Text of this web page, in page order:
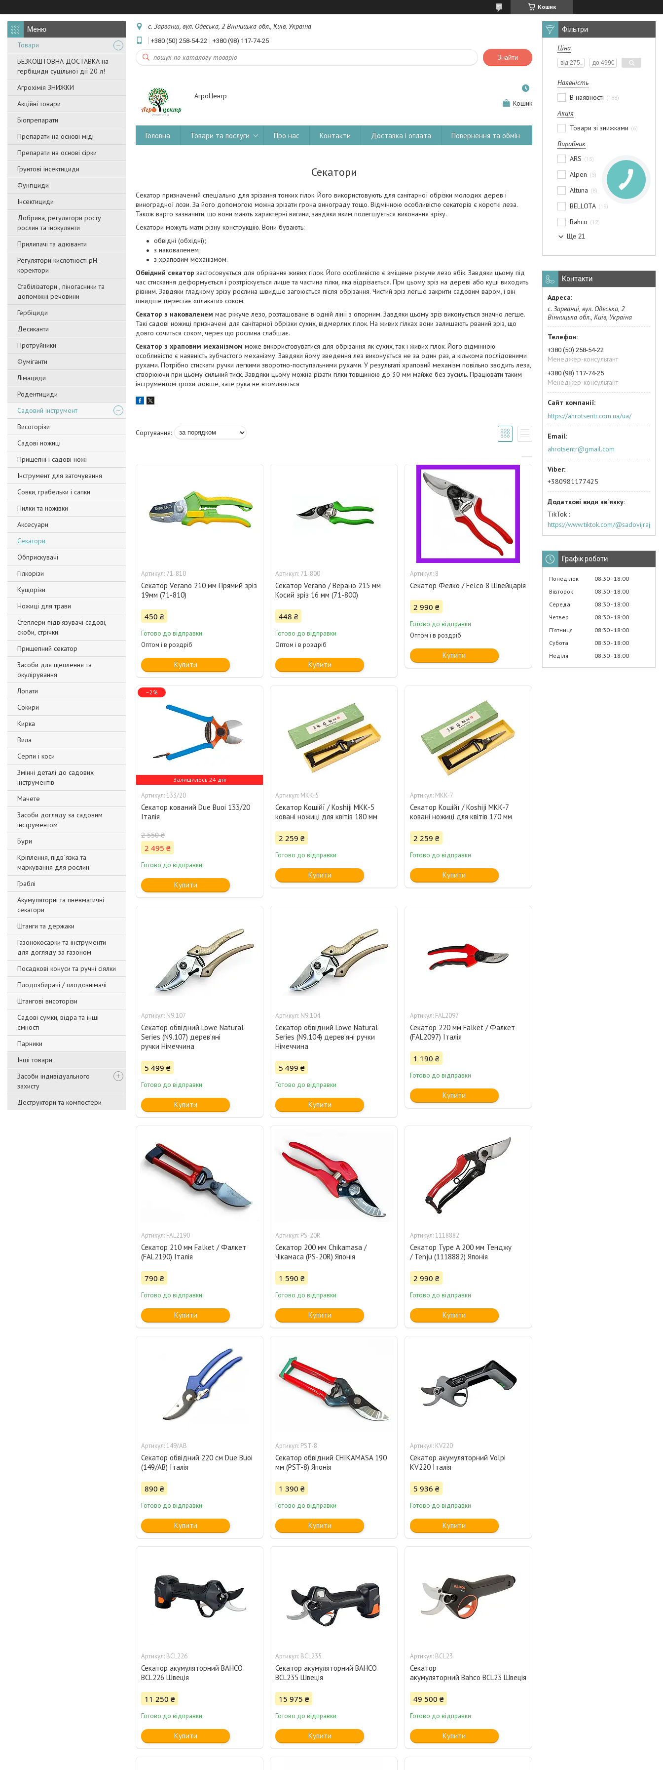
Кошик
Товари
БЕЗКОШТОВНА ДОСТАВКА на
гербіциди суцільної дії 20 л!
Агрохімія ЗНИЖКИ
Акційні товари
Біопрепарати
Препарати на основі міді
Препарати на основі сірки
Грунтові інсектициди
Фунгіциди
Інсектициди
Добрива, регулятори росту
рослин та інокулянти
Прилипачі та адюванти
Регулятори кислотності pН-
коректори
Стабілізатори , піногасники та
допоміжні речовини
Гербіциди
Десиканти
Протруйники
Фуміганти
Лімациди
Родентициди
Садовий інструмент
Висоторізи
Садові ножиці
Прищепні і садові ножі
Інструмент для заточування
Совки, грабельки і сапки
Пилки та ножівки
Аксесуари
Секатори
Обприскувачі
Гілкорізи
Кущорізи
Ножиці для трави
Степлери підв'язувачі садові,
скоби, стрічки.
Прищепний секатор
Засоби для щеплення та
окулірування
Лопати
Сокири
Кирка
Вила
Серпи і коси
Змінні деталі до садових
інструментів
Мачете
Засоби догляду за садовим
інструментом
Бури
Кріплення, підв`язка та
маркування для рослин
Граблі
Акумуляторні та пневматичні
секатори
Штанги та держаки
Газонокосарки та інструменти
для догляду за газоном
Посадкові конуси та ручні сіялки
Плодозбирачі / плодознімачі
Штангові висоторізи
Садові сумки, відра та інші
ємності
Парники
Інші товари
Засоби індивідуального
захисту
Деструктори та компостери
с. Зарванці, вул. Одеська, 2 Вінницька обл., Київ, Україна
+380 (50) 258-54-22 +380 (98) 117-74-25
Знайти
АгроЦентр
Кошик
Головна Товари та послуги Про нас Контакти Доставка і оплата Повернення та обмін
Секатори
Секатор призначений спеціально для зрізання тонких гілок. Його використовують для санітарної обрізки молодих дерев і
виноградної лози. За його допомогою можна зрізати грона винограду тощо. Відмінною особливістю секаторів є короткі леза.
Також варто зазначити, що вони мають характерні вигини, завдяки яким полегшується виконання зрізу.
Секатори можуть мати різну конструкцію. Вони бувають:
обвідні (обхідні);
з наковаленем;
з храповим механізмом.
Обвідний секатор застосовується для обрізання живих гілок. Його особливістю є зміщене ріжуче лезо вбік. Завдяки цьому під
час стискання деформується і розтріскується лише та частина гілки, яка відрізається. При цьому зріз на дереві або кущі виходить
рівним. Завдяки гладкому зрізу рослина швидше загоюється після обрізання. Чистий зріз легше закрити садовим варом, і він
швидше перестає «плакати» соком.
Секатор з наковаленем має ріжуче лезо, розташоване в одній лінії з опорним. Завдяки цьому зріз виконується значно легше.
Такі садові ножиці призначені для санітарної обрізки сухих, відмерлих гілок. На живих гілках вони залишають рваний зріз, що
довго сочиться соком, через що рослина слабшає.
Секатор з храповим механізмом може використовуватися для обрізання як сухих, так і живих гілок. Його відмінною
особливістю є наявність зубчастого механізму. Завдяки йому зведення лез виконується не за один раз, а кількома послідовними
рухами. Потрібно стискати ручки легкими зворотно-поступальними рухами. У результаті храповий механізм повільно зводить леза,
створюючи при цьому сильний тиск. Завдяки цьому можна різати гілки товщиною до 30 мм майже без зусиль. Працювати таким
інструментом трохи довше, зате рука не втомлюється
71-810
Секатор Verano 210 мм Прямий зріз
19мм (71-810)
450 ₴
Готово до відправки
Оптом і в роздріб
Купити
71-800
Секатор Verano / Верано 215 мм
Косий зріз 16 мм (71-800)
448 ₴
Готово до відправки
Оптом і в роздріб
Купити
8
Секатор Фелко / Felco 8 Швейцарія
2 990 ₴
Готово до відправки
Оптом і в роздріб
Купити
–2%
Залишилось 24 дні
133/20
Секатор кований Due Buoi 133/20
Італія
2 550 ₴
2 495 ₴
Готово до відправки
Купити
MKK-5
Секатор Кошійї / Koshiji MKK-5
ковані ножиці для квітів 180 мм
2 259 ₴
Готово до відправки
Купити
MKK-7
Секатор Кошійї / Koshiji MKK-7
ковані ножиці для квітів 170 мм
2 259 ₴
Готово до відправки
Купити
N9.107
Секатор обвідний Lowe Natural
Series (N9.107) дерев’яні
ручки Німеччина
5 499 ₴
Готово до відправки
Купити
N9.104
Секатор обвідний Lowe Natural
Series (N9.104) дерев’яні ручки
Німеччина
5 499 ₴
Готово до відправки
Купити
FAL2097
Секатор 220 мм Falket / Фалкет
(FAL2097) Італія
1 190 ₴
Готово до відправки
Купити
FAL2190
Секатор 210 мм Falket / Фалкет
(FAL2190) Італія
790 ₴
Готово до відправки
Купити
PS-20R
Секатор 200 мм Chikamasa /
Чікамаса (PS-20R) Японія
1 590 ₴
Готово до відправки
Купити
1118882
Секатор Type A 200 мм Тенджу
/ Tenju (1118882) Японія
2 990 ₴
Готово до відправки
Купити
149/AB
Секатор обвідний 220 см Due Buoi
(149/AB) Італія
890 ₴
Готово до відправки
Купити
PST-8
Секатор обвідний CHIKAMASA 190
мм (PST-8) Японія
1 390 ₴
Готово до відправки
Купити
KV220
Секатор акумуляторний Volpi
KV220 Італія
5 936 ₴
Готово до відправки
Купити
BCL226
Секатор акумуляторний BAHCO
BCL226 Швеція
11 250 ₴
Готово до відправки
Купити
BCL235
Секатор акумуляторний BAHCO
BCL235 Швеція
15 975 ₴
Готово до відправки
Купити
BCL23
Секатор
акумуляторний Bahco BCL23 Швеція
49 500 ₴
Готово до відправки
Купити
Фільтри
Ціна
Наявність
В наявності
188
Акція
Товари зі знижками
6
Виробник
ARS
15
Alpen 3
Altuna 8
BELLOTA 19
Bahco 12
Ще 21
Контакти
с. Зарванці, вул. Одеська, 2
Вінницька обл., Київ, Україна
+380 (50) 258-54-22
Менеджер-консультант
+380 (98) 117-74-25
Менеджер-консультант
https://ahrotsentr.com.ua/ua/
ahrotsentr@gmail.com
+380981177425
TikTok
https://www.tiktok.com/@sadovijraj
Графік роботи
Понеділок 08:30 18:00
Вівторок
08:30 18:00
Середа
08:30 18:00
Четвер
08:30 18:00
Пʼятниця
08:30 18:00
Субота
08:30 18:00
Неділя
08:30 18:00